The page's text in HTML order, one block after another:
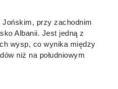
przy zachodnim
Albanii. Jest jedną z
wysp, co wynika między
niż na południowym